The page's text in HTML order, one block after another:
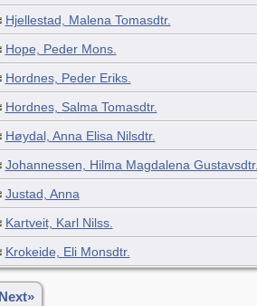
Hjellestad, Malena Tomasdtr.
Hope, Peder Mons.
Hordnes, Peder Eriks.
Hordnes, Salma Tomasdtr.
Høydal, Anna Elisa Nilsdtr.
Johannessen, Hilma Magdalena Gustavsdtr.
Justad, Anna
Kartveit, Karl Nilss.
Krokeide, Eli Monsdtr.
Next»